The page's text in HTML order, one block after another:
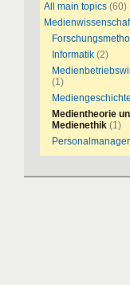
All main topics (60)
Informatik (2)
(1)
Mediengeschichte
Medientheorie
Medienethik (1)